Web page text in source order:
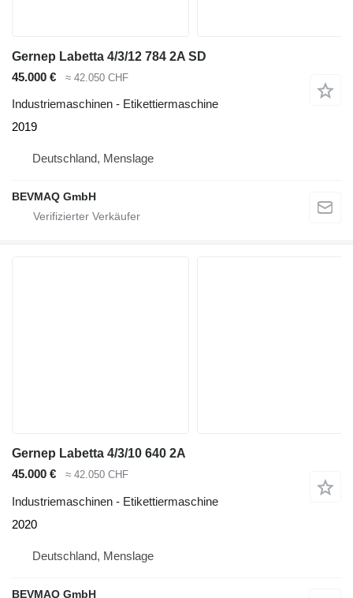
Gernep Labetta 4/3/12 784 2A SD
45.000 €
≈ 42.050 CHF
Industriemaschinen - Etikettiermaschine
2019
Deutschland, Menslage
BEVMAQ GmbH
Gernep Labetta 4/3/10 640 2A
45.000 €
≈ 42.050 CHF
Industriemaschinen - Etikettiermaschine
2020
Deutschland, Menslage
BEVMAQ GmbH